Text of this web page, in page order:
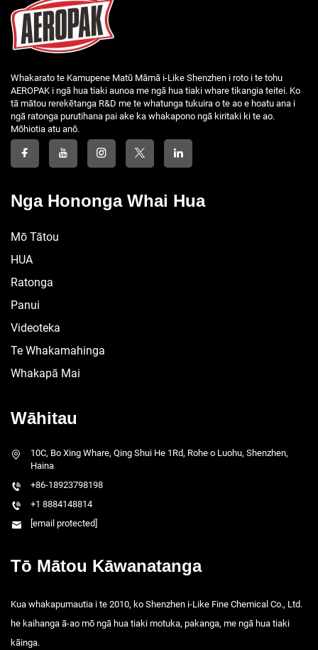
Pūrākau Tātai Whakamāhinga
Pūrākau Tātai Whakamāhinga
Pūrākau Tātai Whakamāhinga
Pūrākau Tātai Whakamāhinga
Pūrākau Tātai Whakamāhinga
Pūrākau Tātai Whakamāhinga
Pūrākau Tātai Whakamāhinga
Pūrākau Tātai Whakamāhinga
Pūrākau Tātai Whakamāhinga
Pūrākau Tātai Whakamāhinga
Pūrākau Tātai Whakamāhinga
Pūrākau Tātai Whakamāhinga
Pūrākau Tātai Whakamāhinga
Pūrākau Tātai Whakamāhinga
Whakarato te Kamupene Matū Māmā i-Like Shenzhen i roto i te tohu
AEROPAK i ngā hua tiaki aunoa me ngā hua tiaki whare tikangia teitei. Ko
tā mātou rerekētanga R&D me te whatunga tukuira o te ao e hoatu ana i
ngā ratonga purutihana pai ake ka whakapono ngā kiritaki ki te ao.
Mōhiotia atu anō.
Nga Hononga Whai Hua
Mō Tātou
HUA
Ratonga
Panui
Videoteka
Te Whakamahinga
Whakapā Mai
Wāhitau
10C, Bo Xing Whare, Qing Shui He 1Rd, Rohe o Luohu, Shenzhen,
Haina
+86-18923798198
+1 8884148814
[email protected]
Tō Mātou Kāwanatanga
Kua whakapumautia i te 2010, ko Shenzhen i-Like Fine Chemical Co., Ltd.
he kaihanga ā-ao mō ngā hua tiaki motuka, pakanga, me ngā hua tiaki
kāinga.